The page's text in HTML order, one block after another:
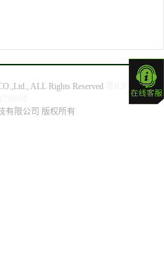
ALL Rights Reserved
有限公司 版权所有